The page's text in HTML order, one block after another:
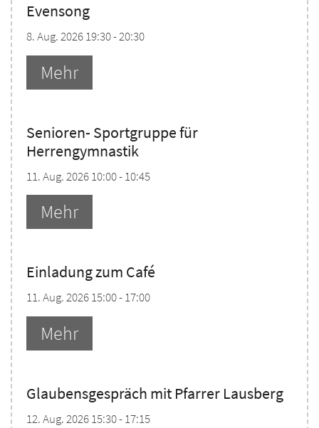
Evensong
8. Aug. 2026 19:30 - 20:30
Mehr
Senioren- Sportgruppe für
Herrengymnastik
11. Aug. 2026 10:00 - 10:45
Mehr
Einladung zum Café
11. Aug. 2026 15:00 - 17:00
Mehr
Glaubensgespräch mit Pfarrer Lausberg
12. Aug. 2026 15:30 - 17:15